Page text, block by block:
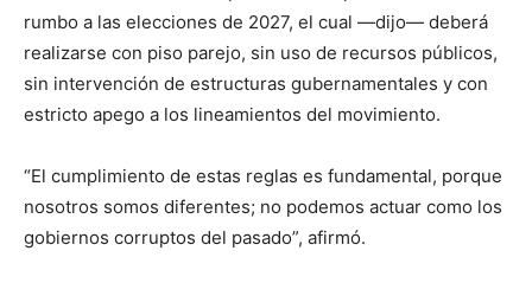
rumbo a las elecciones de 2027, el cual —dijo— deberá
realizarse con piso parejo, sin uso de recursos públicos,
sin intervención de estructuras gubernamentales y con
estricto apego a los lineamientos del movimiento.
“El cumplimiento de estas reglas es fundamental, porque
nosotros somos diferentes; no podemos actuar como los
gobiernos corruptos del pasado”, afirmó.